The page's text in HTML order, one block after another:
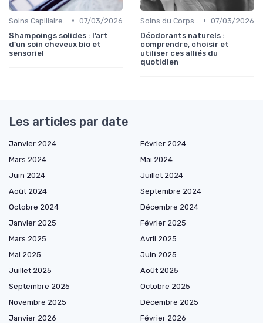
• 07/03/2026
Shampoings solides : l’art
d’un soin cheveux bio et
sensoriel
• 07/03/2026
Déodorants naturels :
comprendre, choisir et
utiliser ces alliés du
quotidien
Les articles par date
Janvier 2024
Février 2024
Mars 2024
Mai 2024
Juin 2024
Juillet 2024
Août 2024
Septembre 2024
Octobre 2024
Décembre 2024
Janvier 2025
Février 2025
Mars 2025
Avril 2025
Mai 2025
Juin 2025
Juillet 2025
Août 2025
Septembre 2025
Octobre 2025
Novembre 2025
Décembre 2025
Janvier 2026
Février 2026